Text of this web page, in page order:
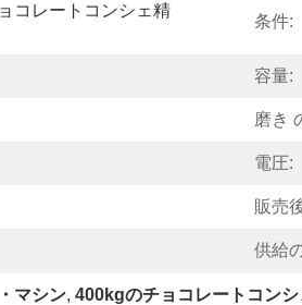
コレートコンシェ精
条件:
容量:
磨き
電圧:
販売
供給
マシン, 400kgのチョコレートコン